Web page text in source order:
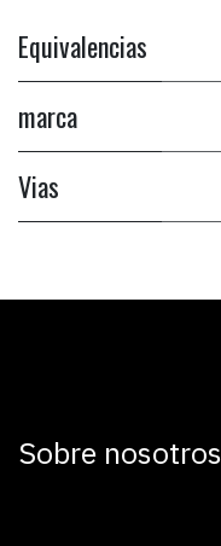
Equivalencias
marca
Vias
Sobre nosotros